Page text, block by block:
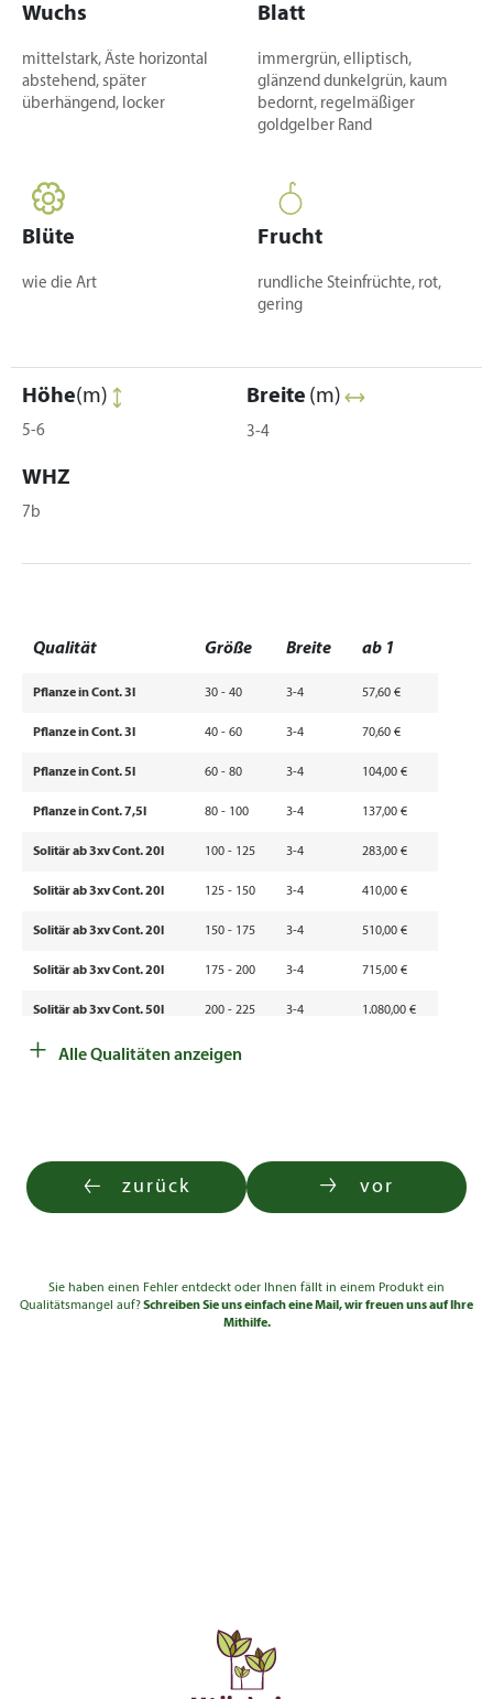
Wuchs
mittelstark, Äste horizontal
abstehend, später
überhängend, locker
Blatt
immergrün, elliptisch,
glänzend dunkelgrün, kaum
bedornt, regelmäßiger
goldgelber Rand
Blüte
wie die Art
Frucht
rundliche Steinfrüchte, rot,
gering
Höhe(m)
5-6
Breite (m)
3-4
WHZ
7b
Qualität Größe Breite ab 1
Pflanze in Cont. 3l 30 - 40 3-4 57,60 €
Pflanze in Cont. 3l 40 - 60 3-4 70,60 €
Pflanze in Cont. 5l 60 - 80 3-4 104,00 €
Pflanze in Cont. 7,5l 80 - 100 3-4 137,00 €
Solitär ab 3xv Cont. 20l 100 - 125 3-4 283,00 €
Solitär ab 3xv Cont. 20l 125 - 150 3-4 410,00 €
Solitär ab 3xv Cont. 20l 150 - 175 3-4 510,00 €
Solitär ab 3xv Cont. 20l 175 - 200 3-4 715,00 €
Solitär ab 3xv Cont. 50l 200 - 225 3-4 1.080,00 €
Solitär ab 3xv Cont. 50l 225 - 250
+ Alle Qualitäten anzeigen
zurück vor
Sie haben einen Fehler entdeckt oder Ihnen fällt in einem Produkt ein
Qualitätsmangel auf?Schreiben Sie uns einfach eine Mail, wir freuen uns auf Ihre
Mithilfe.